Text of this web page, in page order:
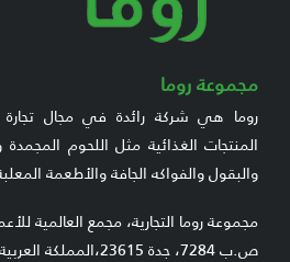
مجموعة روما
روما هي شركة رائدة في مجال تجارة
المنتجات الغذائية مثل اللحوم المجمدة
والبقول والفواكه الجافة والأطعمة
مجموعة روما التجارية، مجمع العالمية
ص.ب 7284، جدة 23615،المملكة العربية السعودية